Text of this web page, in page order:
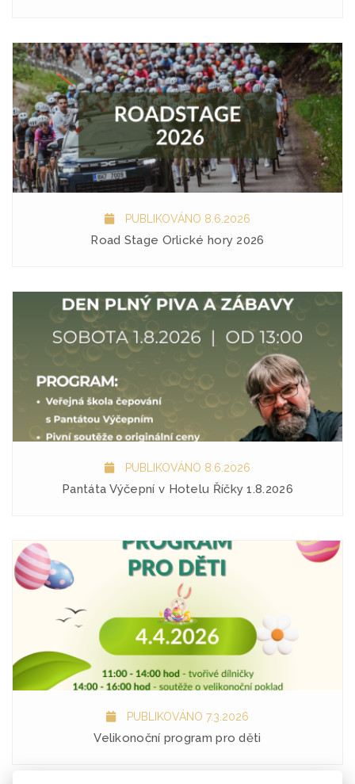
PUBLIKOVÁNO 8.6.2026
Road Stage Orlické hory 2026
PUBLIKOVÁNO 8.6.2026
Pantáta Výčepní v Hotelu Říčky 1.8.2026
PUBLIKOVÁNO 7.3.2026
Velikonoční program pro děti